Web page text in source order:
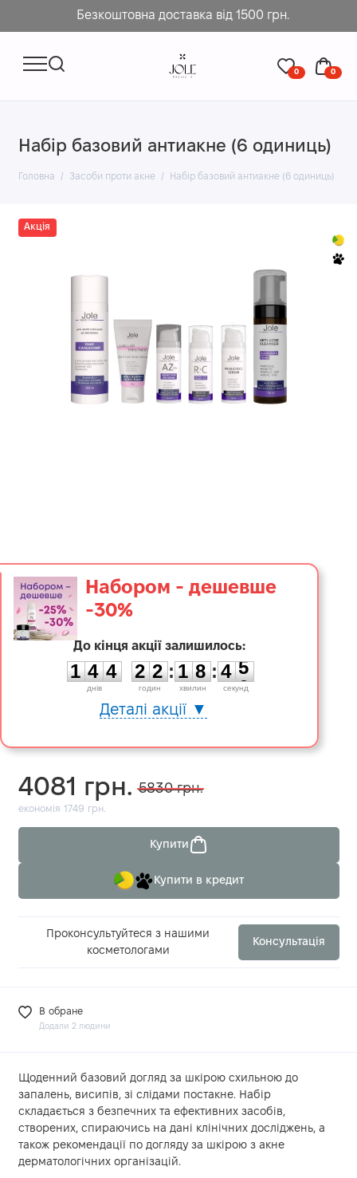
Безкоштовна доставка від 1500 грн.
0 0
Набір базовий антиакне (6 одиниць)
Головна Засоби проти акне Набір базовий антиакне (6 одиниць)
Акція
В обране
Додали 2 людини
Набором - дешевше
-30%
До кінця акції залишилось:
1
1
4
4
4
4
днiв
2
2
2
2
годин
:
1
1
8
8
хвилин
:
4
4
5
5
секунд
Деталі акції ▼
Щоденний базовий догляд за шкірою схильною до
запалень, висипів, зі слідами постакне. Набір
складається з безпечних та ефективних засобів,
створених, спираючись на дані клінічних досліджень, а
також рекомендації по догляду за шкірою з акне
дерматологічних організацій.
4081 грн. 5830 грн.
економія 1749 грн.
Купити
Купити в кредит
Проконсультуйтеся з нашими
косметологами
Консультація